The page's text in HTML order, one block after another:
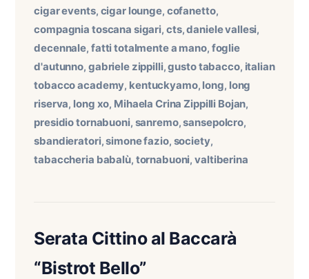
cigar events, cigar lounge, cofanetto,
compagnia toscana sigari, cts,daniele vallesi,
decennale, fatti totalmente a mano, foglie
d'autunno, gabriele zippilli,gusto tabacco, italian
tobacco academy, kentuckyamo, long, long
riserva, long xo, Mihaela Crina Zippilli Bojan,
presidio tornabuoni, sanremo,sansepolcro,
sbandieratori,simone fazio, society,
tabaccheria babalù, tornabuoni,valtiberina
Serata Cittino al Baccarà
“Bistrot Bello”